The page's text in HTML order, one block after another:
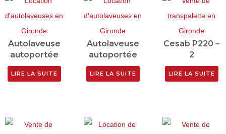
Autolaveuse
autoportée
LIRE LA SUITE
Autolaveuse
autoportée
LIRE LA SUITE
Cesab P220 –
2
LIRE LA SUITE